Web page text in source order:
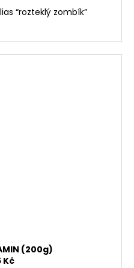
“rozteklý zombík”
(200g)
Kč